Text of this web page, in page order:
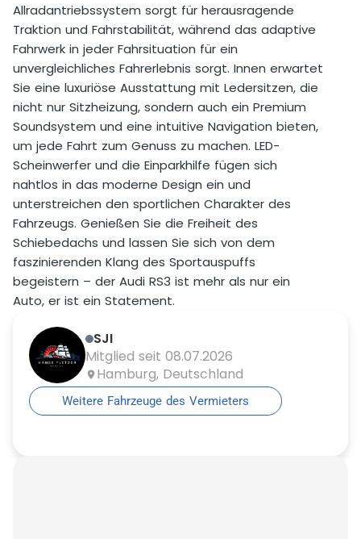
Allradantriebssystem sorgt für herausragende
Traktion und Fahrstabilität, während das adaptive
Fahrwerk in jeder Fahrsituation für ein
unvergleichliches Fahrerlebnis sorgt. Innen erwartet
Sie eine luxuriöse Ausstattung mit Ledersitzen, die
nicht nur Sitzheizung, sondern auch ein Premium
Soundsystem und eine intuitive Navigation bieten,
um jede Fahrt zum Genuss zu machen. LED-
Scheinwerfer und die Einparkhilfe fügen sich
nahtlos in das moderne Design ein und
unterstreichen den sportlichen Charakter des
Fahrzeugs. Genießen Sie die Freiheit des
Schiebedachs und lassen Sie sich von dem
faszinierenden Klang des Sportauspuffs
begeistern – der Audi RS3 ist mehr als nur ein
Auto, er ist ein Statement.
SJI
Mitglied seit 08.07.2026
Hamburg, Deutschland
Weitere Fahrzeuge des Vermieters
Preis Zusatzfahrer 15,00 €
Wochenendzuschlag für einen Tag
Auslandsfahrt erlaubt Nein